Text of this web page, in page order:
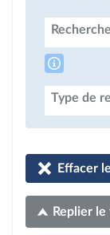
Type de
Effacer
Replier